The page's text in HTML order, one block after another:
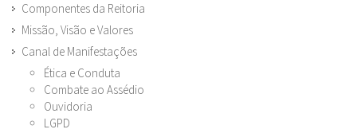
Componentes da Reitoria
Missão, Visão e Valores
Canal de Manifestações
Ética e Conduta
Combate ao Assédio
Ouvidoria
LGPD